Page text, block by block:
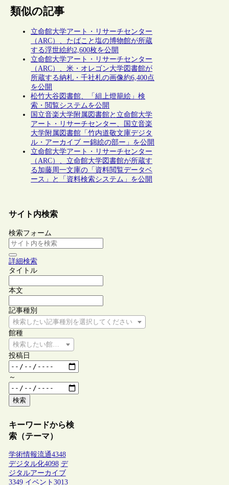
類似の記事
立命館大学アート・リサーチセンター
（ARC）、たばこと塩の博物館が所蔵
する浮世絵約2,600枚を公開
立命館大学アート・リサーチセンター
（ARC）、米・オレゴン大学図書館が
所蔵する納札・千社札の画像約6,400点
を公開
松竹大谷図書館、「組上燈籠絵」検
索・閲覧システムを公開
国立音楽大学附属図書館と立命館大学
アート・リサーチセンター、国立音楽
大学附属図書館「竹内道敬文庫デジタ
ル・アーカイブ ー錦絵の部ー」を公開
立命館大学アート・リサーチセンター
（ARC）、立命館大学図書館が所蔵す
る加藤周一文庫の「資料閲覧データベ
ース」と「資料検索システム」を公開
サイト内検索
検索フォーム
詳細検索
タイトル
本文
記事種別
検索したい記事種別を選択してください
館種
検索したい館種を選択してください
投稿日
～
検索
キーワードから検
索（テーマ）
学術情報流通4348
デジタル化4098 デ
ジタルアーカイブ
3349 イベント 3013